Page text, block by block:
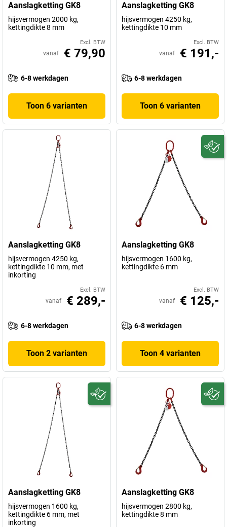
Aanslagketting GK8
hijsvermogen 2000 kg,
kettingdikte 8 mm
Excl. BTW
vanaf € 79,90
6-8 werkdagen
Toon 6 varianten
Aanslagketting GK8
hijsvermogen 4250 kg,
kettingdikte 10 mm
Excl. BTW
vanaf € 191,-
6-8 werkdagen
Toon 6 varianten
Aanslagketting GK8
hijsvermogen 4250 kg,
kettingdikte 10 mm, met
inkorting
Excl. BTW
vanaf € 289,-
6-8 werkdagen
Toon 2 varianten
Aanslagketting GK8
hijsvermogen 1600 kg,
kettingdikte 6 mm
Excl. BTW
vanaf € 125,-
6-8 werkdagen
Toon 4 varianten
Aanslagketting GK8
hijsvermogen 1600 kg,
kettingdikte 6 mm, met
inkorting
Aanslagketting GK8
hijsvermogen 2800 kg,
kettingdikte 8 mm